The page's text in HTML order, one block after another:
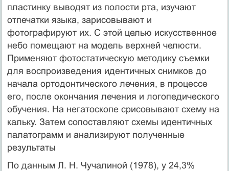
пластинку выводят из полости рта, изучают
отпечатки языка, зарисовы­вают и
фотографируют их. С этой целью искусственное
небо помещают на модель верхней челюсти.
Применяют фотоста­тическую методику съемки
для воспроизведения идентичных снимков до
начала ортодонтического лечения, в процессе
его, после окончания лечения и логопедического
обучения. На негатоскопе срисовывают схему на
кальку. Затем сопоставляют схемы идентичных
палатограмм и анализируют полученные
результаты
По данным Л. Н. Чучалиной (1978), у 24,3%